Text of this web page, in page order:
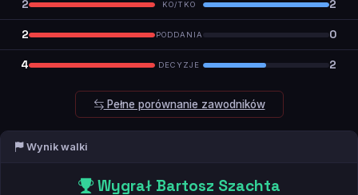
2 KO/TKO 2
2 PODDANIA 0
4 DECYZJE 2
Pełne porównanie zawodników
Wynik walki
Wygrał Bartosz Szachta